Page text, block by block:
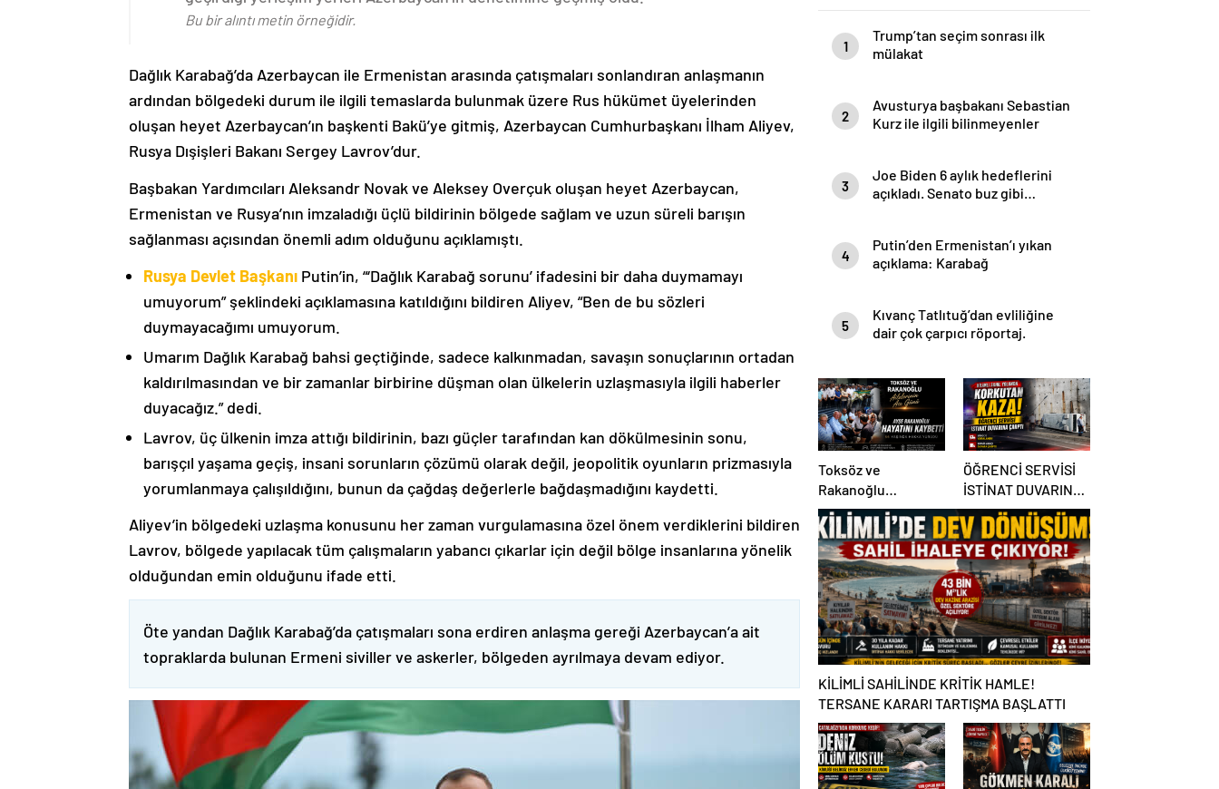
Bu bir alıntı metin örneğidir.
Dağlık Karabağ’da Azerbaycan ile Ermenistan arasında çatışmaları sonlandıran anlaşmanın
ardından bölgedeki durum ile ilgili temaslarda bulunmak üzere Rus hükümet üyelerinden
oluşan heyet Azerbaycan’ın başkenti Bakü’ye gitmiş, Azerbaycan Cumhurbaşkanı İlham Aliyev,
Rusya Dışişleri Bakanı Sergey Lavrov’dur.
Başbakan Yardımcıları Aleksandr Novak ve Aleksey Overçuk oluşan heyet Azerbaycan,
Ermenistan ve Rusya’nın imzaladığı üçlü bildirinin bölgede sağlam ve uzun süreli barışın
sağlanması açısından önemli adım olduğunu açıklamıştı.
Rusya Devlet Başkanı Putin’in, “‘Dağlık Karabağ sorunu’ ifadesini bir daha duymamayı
umuyorum” şeklindeki açıklamasına katıldığını bildiren Aliyev, “Ben de bu sözleri
duymayacağımı umuyorum.
Umarım Dağlık Karabağ bahsi geçtiğinde, sadece kalkınmadan, savaşın sonuçlarının ortadan
kaldırılmasından ve bir zamanlar birbirine düşman olan ülkelerin uzlaşmasıyla ilgili haberler
duyacağız.” dedi.
Lavrov, üç ülkenin imza attığı bildirinin, bazı güçler tarafından kan dökülmesinin sonu,
barışçıl yaşama geçiş, insani sorunların çözümü olarak değil, jeopolitik oyunların prizmasıyla
yorumlanmaya çalışıldığını, bunun da çağdaş değerlerle bağdaşmadığını kaydetti.
Aliyev’in bölgedeki uzlaşma konusunu her zaman vurgulamasına özel önem verdiklerini bildiren
Lavrov, bölgede yapılacak tüm çalışmaların yabancı çıkarlar için değil bölge insanlarına yönelik
olduğundan emin olduğunu ifade etti.
Öte yandan Dağlık Karabağ’da çatışmaları sona erdiren anlaşma gereği Azerbaycan’a ait
topraklarda bulunan Ermeni siviller ve askerler, bölgeden ayrılmaya devam ediyor.
1
Trump’tan seçim sonrası ilk
mülakat
2
Avusturya başbakanı Sebastian
Kurz ile ilgili bilinmeyenler
3
Joe Biden 6 aylık hedeflerini
açıkladı. Senato buz gibi…
4
Putin’den Ermenistan’ı yıkan
açıklama: Karabağ
5
Kıvanç Tatlıtuğ’dan evliliğine
dair çok çarpıcı röportaj.
Toksöz ve
Rakanoğlu
Ailelerinin Acı Günü
ÖĞRENCİ SERVİSİ
İSTİNAT DUVARINA
ÇARPTI
KİLİMLİ SAHİLİNDE KRİTİK HAMLE!
TERSANE KARARI TARTIŞMA BAŞLATTI